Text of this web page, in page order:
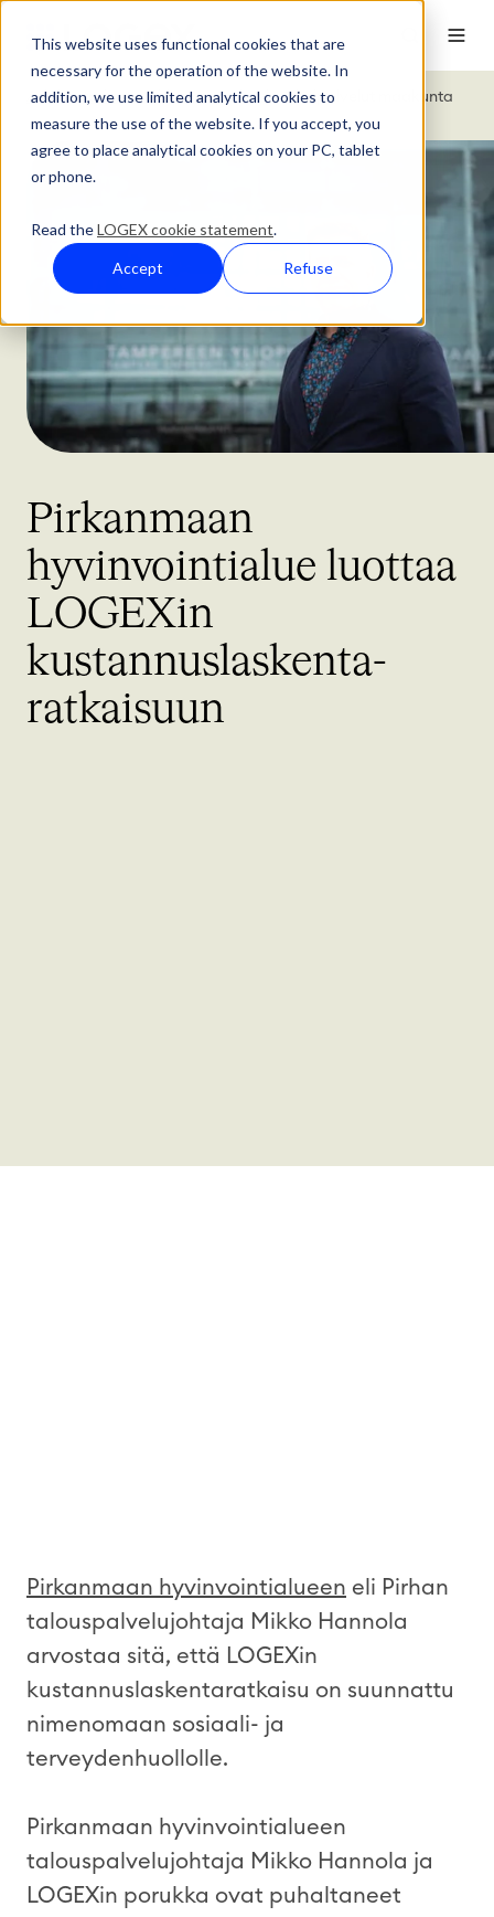
This website uses functional cookies that are
necessary for the operation of the website. In
addition, we use limited analytical cookies to
measure the use of the website. If you accept, you
agree to place analytical cookies on your PC, tablet
or phone.
Read theLOGEX cookie statement.
Accept Refuse
Asiakastarinat Pirkanmaan hyvinvointipalvelut maakunta
Pirkanmaan
hyvinvointialue luottaa
LOGEXin
kustannuslaskenta-
ratkaisuun
Pirkanmaan hyvinvointialueen eli Pirhan
talouspalvelujohtaja Mikko Hannola
arvostaa sitä, että LOGEXin
kustannuslaskentaratkaisu on suunnattu
nimenomaan sosiaali- ja
terveydenhuollolle.
Pirkanmaan hyvinvointialueen
talouspalvelujohtaja Mikko Hannola ja
LOGEXin porukka ovat puhaltaneet